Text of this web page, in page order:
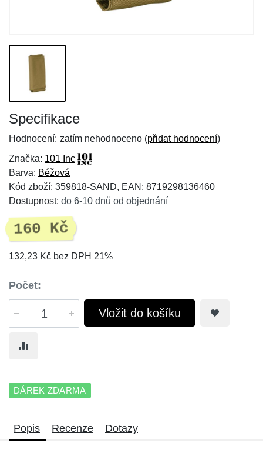
Specifikace
Hodnocení: zatím nehodnoceno (přidat hodnocení)
Značka: 101 Inc
Barva: Béžová
Kód zboží: 359818-SAND, EAN: 8719298136460
Dostupnost: do 6-10 dnů od objednání
160 Kč
132,23 Kč bez DPH 21%
Počet:
Vložit do košíku
DÁREK ZDARMA
Popis Recenze Dotazy